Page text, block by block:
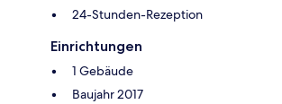
24-Stunden-Rezeption
Einrichtungen
1 Gebäude
Baujahr 2017